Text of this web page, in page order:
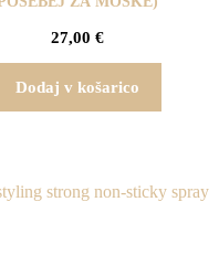
27,00 €
Dodaj v košarico